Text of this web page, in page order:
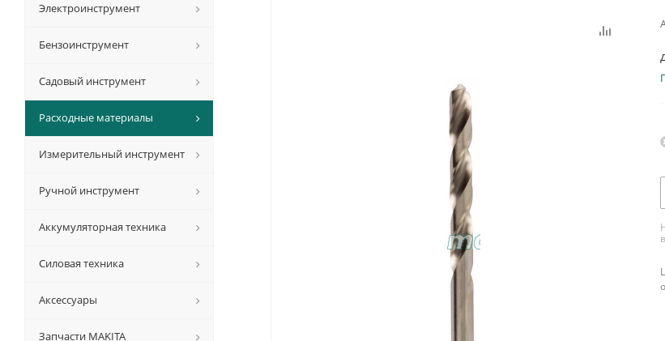
Электроинструмент
Бензоинструмент
Садовый инструмент
Расходные материалы
Измерительный инструмент
Ручной инструмент
Аккумуляторная техника
Силовая техника
Аксессуары
Запчасти MAKITA